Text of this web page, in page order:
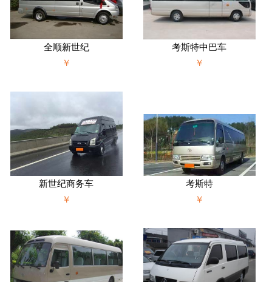
全顺新世纪
￥
考斯特中巴车
￥
新世纪商务车
￥
考斯特
￥